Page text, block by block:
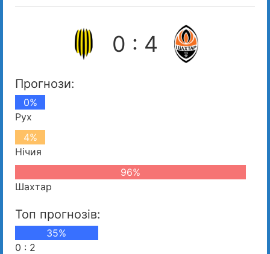
0 : 4
Прогнози:
0%
Рух
4%
Нічия
96%
Шахтар
Топ прогнозів:
35%
0 : 2